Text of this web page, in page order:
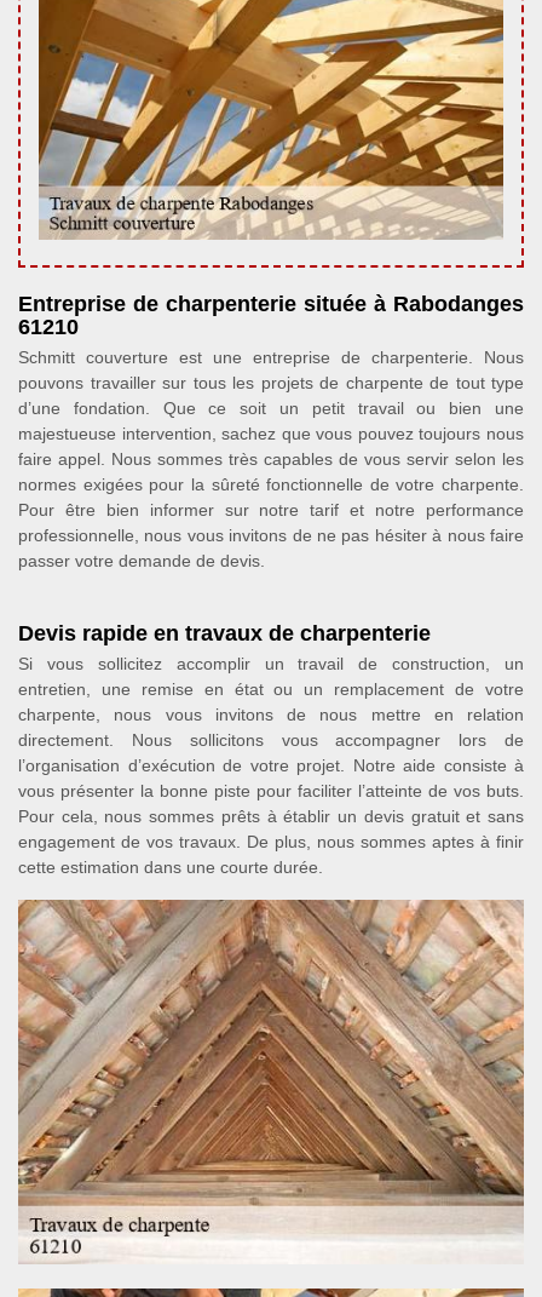
Entreprise de charpenterie située à Rabodanges
61210
Schmitt couverture est une entreprise de charpenterie. Nous
pouvons travailler sur tous les projets de charpente de tout type
d’une fondation. Que ce soit un petit travail ou bien une
majestueuse intervention, sachez que vous pouvez toujours nous
faire appel. Nous sommes très capables de vous servir selon les
normes exigées pour la sûreté fonctionnelle de votre charpente.
Pour être bien informer sur notre tarif et notre performance
professionnelle, nous vous invitons de ne pas hésiter à nous faire
passer votre demande de devis.
Devis rapide en travaux de charpenterie
Si vous sollicitez accomplir un travail de construction, un
entretien, une remise en état ou un remplacement de votre
charpente, nous vous invitons de nous mettre en relation
directement. Nous sollicitons vous accompagner lors de
l’organisation d’exécution de votre projet. Notre aide consiste à
vous présenter la bonne piste pour faciliter l’atteinte de vos buts.
Pour cela, nous sommes prêts à établir un devis gratuit et sans
engagement de vos travaux. De plus, nous sommes aptes à finir
cette estimation dans une courte durée.